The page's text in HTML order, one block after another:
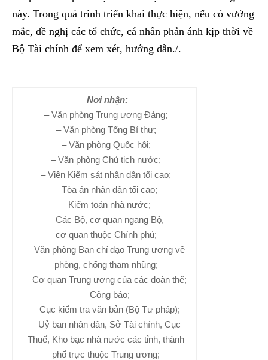
này. Trong quá trình triển khai thực hiện, nếu có vướng
mắc, đề nghị các tổ chức, cá nhân phản ánh kịp thời về
Bộ Tài chính để xem xét, hướng dẫn./.
Nơi nhận:
– Văn phòng Trung ương Đảng;
– Văn phòng Tổng Bí thư;
– Văn phòng Quốc hội;
– Văn phòng Chủ tịch nước;
– Viện Kiểm sát nhân dân tối cao;
– Tòa án nhân dân tối cao;
– Kiểm toán nhà nước;
– Các Bộ, cơ quan ngang Bộ,
cơ quan thuộc Chính phủ;
– Văn phòng Ban chỉ đạo Trung ương về
phòng, chống tham nhũng;
– Cơ quan Trung ương của các đoàn thể;
– Công báo;
– Cục kiểm tra văn bản (Bộ Tư pháp);
– Uỷ ban nhân dân, Sở Tài chính, Cục
Thuế, Kho bạc nhà nước các tỉnh, thành
phố trực thuộc Trung ương;